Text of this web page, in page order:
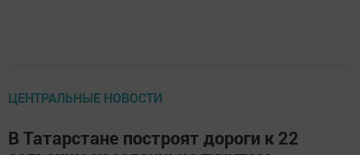
ЦЕНТРАЛЬНЫЕ НОВОСТИ
В Татарстане построят дороги к 22